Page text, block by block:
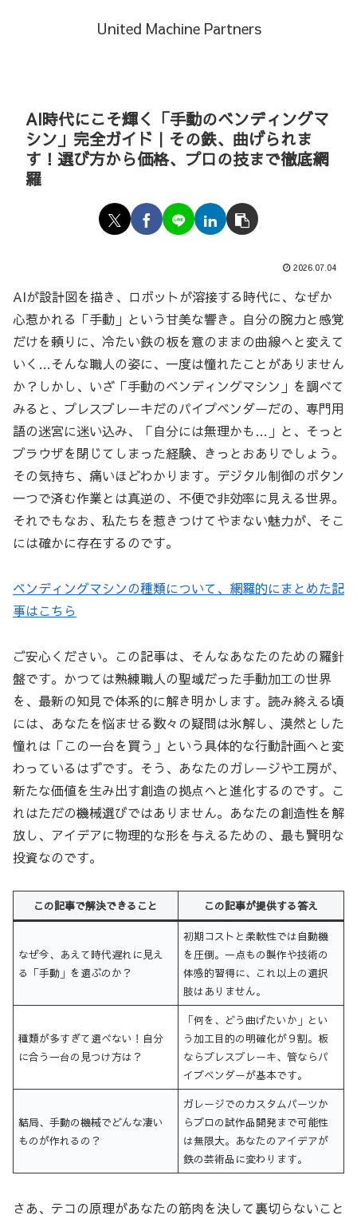
United Machine Partners
AI時代にこそ輝く「手動のベンディングマ
シン」完全ガイド｜その鉄、曲げられま
す！選び方から価格、プロの技まで徹底網
羅
2026.07.04
AIが設計図を描き、ロボットが溶接する時代に、なぜか
心惹かれる「手動」という甘美な響き。自分の腕力と感覚
だけを頼りに、冷たい鉄の板を意のままの曲線へと変えて
いく…そんな職人の姿に、一度は憧れたことがありません
か？しかし、いざ「手動のベンディングマシン」を調べて
みると、プレスブレーキだのパイプベンダーだの、専門用
語の迷宮に迷い込み、「自分には無理かも…」と、そっと
ブラウザを閉じてしまった経験、きっとおありでしょう。
その気持ち、痛いほどわかります。デジタル制御のボタン
一つで済む作業とは真逆の、不便で非効率に見える世界。
それでもなお、私たちを惹きつけてやまない魅力が、そこ
には確かに存在するのです。
ベンディングマシンの種類について、網羅的にまとめた記
事はこちら
ご安心ください。この記事は、そんなあなたのための羅針
盤です。かつては熟練職人の聖域だった手動加工の世界
を、最新の知見で体系的に解き明かします。読み終える頃
には、あなたを悩ませる数々の疑問は氷解し、漠然とした
憧れは「この一台を買う」という具体的な行動計画へと変
わっているはずです。そう、あなたのガレージや工房が、
新たな価値を生み出す創造の拠点へと進化するのです。こ
れはただの機械選びではありません。あなたの創造性を解
放し、アイデアに物理的な形を与えるための、最も賢明な
投資なのです。
この記事で解決できること この記事が提供する答え
なぜ今、あえて時代遅れに見え
る「手動」を選ぶのか？
初期コストと柔軟性では自動機
を圧倒。一点もの製作や技術の
体感的習得に、これ以上の選択
肢はありません。
種類が多すぎて選べない！自分
に合う一台の見つけ方は？
「何を、どう曲げたいか」とい
う加工目的の明確化が９割。板
ならプレスブレーキ、管ならパ
イプベンダーが基本です。
結局、手動の機械でどんな凄い
ものが作れるの？
ガレージでのカスタムパーツか
らプロの試作品開発まで可能性
は無限大。あなたのアイデアが
鉄の芸術品に変わります。
さあ、テコの原理があなたの筋肉を決して裏切らないこと